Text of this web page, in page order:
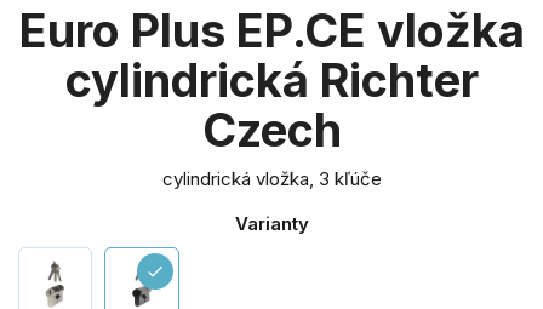
Euro Plus EP.CE vložka
cylindrická Richter
Czech
cylindrická vložka, 3 kľúče
Varianty
check